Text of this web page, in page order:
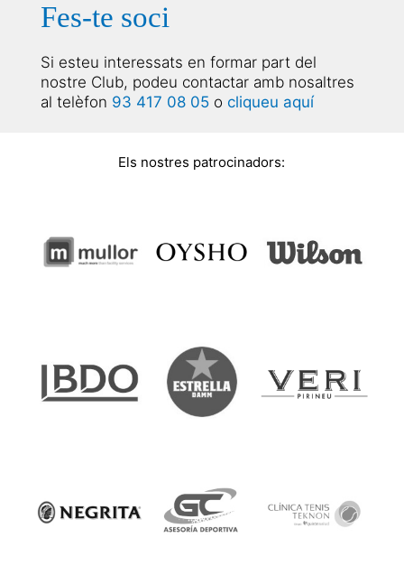
Fes-te soci
Si esteu interessats en formar part del
nostre Club, podeu contactar amb nosaltres
al telèfon 93 417 08 05o cliqueu aquí
Els nostres patrocinadors: